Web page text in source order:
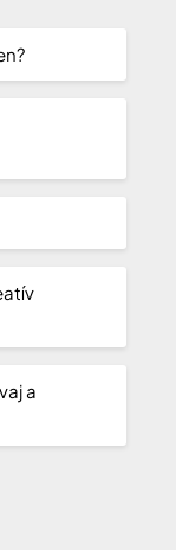
a